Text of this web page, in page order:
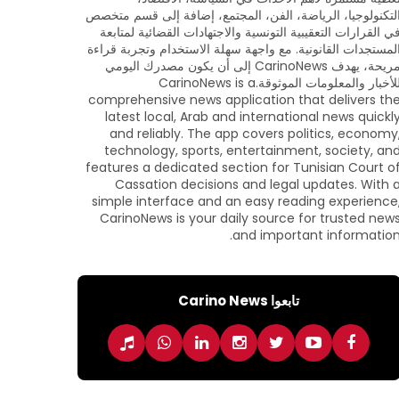
التكنولوجيا، الرياضة، الفن، المجتمع، إضافة إلى قسم متخصص
في القرارات التعقيبية التونسية والاجتهادات القضائية لمتابعة
المستجدات القانونية. مع واجهة سهلة الاستخدام وتجربة قراءة
مريحة، يهدف CarinoNews إلى أن يكون مصدرك اليومي
للأخبار والمعلومات الموثوقة.CarinoNews is a
comprehensive news application that delivers the
latest local, Arab and international news
and reliably. The app covers politics,
technology, sports, entertainment, society, and
features a dedicated section for Tunisian Court of
Cassation decisions and legal updates. With a
simple interface and an easy reading
CarinoNews is your daily source for trusted news
and important information.
تابعوا Carino News